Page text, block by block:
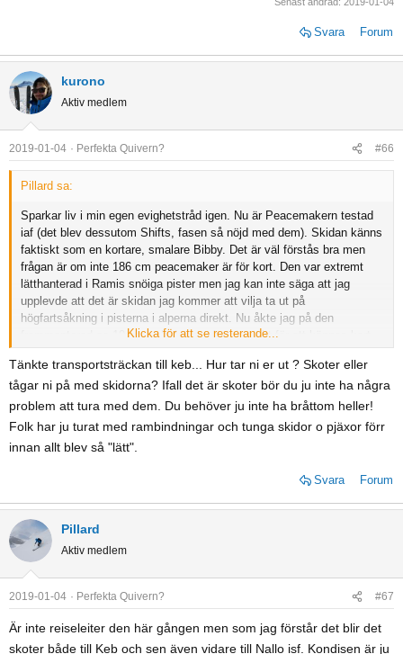
Svara Forum
kurono
Aktiv medlem
2019-01-04 Perfekta Quivern? #66
Pillard sa:
Sparkar liv i min egen evighetstråd igen. Nu är Peacemakern testad
iaf (det blev dessutom Shifts, fasen så nöjd med dem). Skidan känns
faktiskt som en kortare, smalare Bibby. Det är väl förstås bra men
frågan är om inte 186 cm peacemaker är för kort. Den var extremt
lätthanterad i Ramis snöiga pister men jag kan inte säga att jag
upplevde att det är skidan jag kommer att vilja ta ut på
högfartsåkning i pisterna i alperna direkt. Nu åkte jag på den
frammonterad ca 10mm och det kan ha gjort sitt för att kännas kort.
Navisen är dock såld och nu verkar det bli av med en tur till Keb
(Nallo) i april för lite turande. Är jag totalt dum i huvudet ifall jag
tänker mig att det kommer funka kalas med Peacemakern där? Borde
jag satsa på något annat?
Kruxet är väl att när man öppnat porten till ett flerskidsquiver så är
man körd, det finns ingen ände på eländet. Bibbyn funkar ju
fortfarande galant i all mjuk snö. Dock blir den ju för stor, klumpig och
ffa bred för alpresor där dumpen uteblir och egentligen för svensk
fjällåkning. Sen är den ju alldeles åt helsicke för stor och tung för
Nallo. En tanke som slog mig var att gå ner ännu lite till och satsa på
Enforcer93 i 185cm för allt det där då inte Bibbyn funkar. Vad tror ni
om det?
Klicka för att se resterande...
Tänkte transportsträckan till keb... Hur tar ni er ut ? Skoter eller
tågar ni på med skidorna? Ifall det är skoter bör du ju inte ha några
problem att tura med dem. Du behöver ju inte ha bråttom heller!
Folk har ju turat med rambindningar och tunga skidor o pjäxor förr
innan allt blev så "lätt".
Svara Forum
Pillard
Aktiv medlem
2019-01-04 Perfekta Quivern? #67
Är inte reiseleiter den här gången men som jag förstår det blir det
skoter både till Keb och sen även vidare till Nallo isf. Kondisen är ju